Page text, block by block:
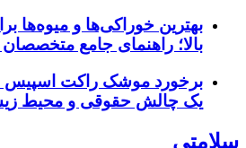
بهترین خوراکی‌ها و میوه‌ها
بالا؛ راهنمای جامع
برخورد موشک راکت اسپیس
یک چالش حقوقی و محیط
سلامتی